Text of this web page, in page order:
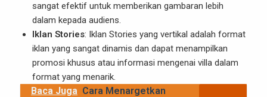
sangat efektif untuk memberikan gambaran lebih
dalam kepada audiens.
Iklan Stories: Iklan Stories yang vertikal adalah format
iklan yang sangat dinamis dan dapat menampilkan
promosi khusus atau informasi mengenai villa dalam
format yang menarik.
Baca Juga Cara Menargetkan